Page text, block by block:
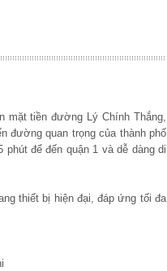
mặt tiền đường Lý Chính Thắng,
đường quan trọng của thành phố
để đến quận 1 và dễ dàng di
thiết bị hiện đại, đáp ứng tối đa